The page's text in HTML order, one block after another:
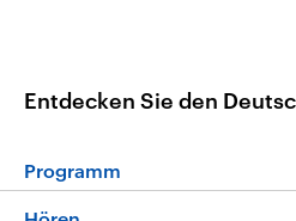
Entdecken Sie den
Programm